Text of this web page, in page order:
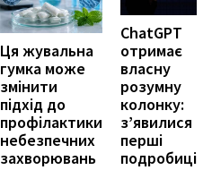
Ця жувальна
гумка може
змінити
підхід до
профілактики
небезпечних
захворювань
ChatGPT
отримає
власну
розумну
колонку:
з’явилися
перші
подробиці